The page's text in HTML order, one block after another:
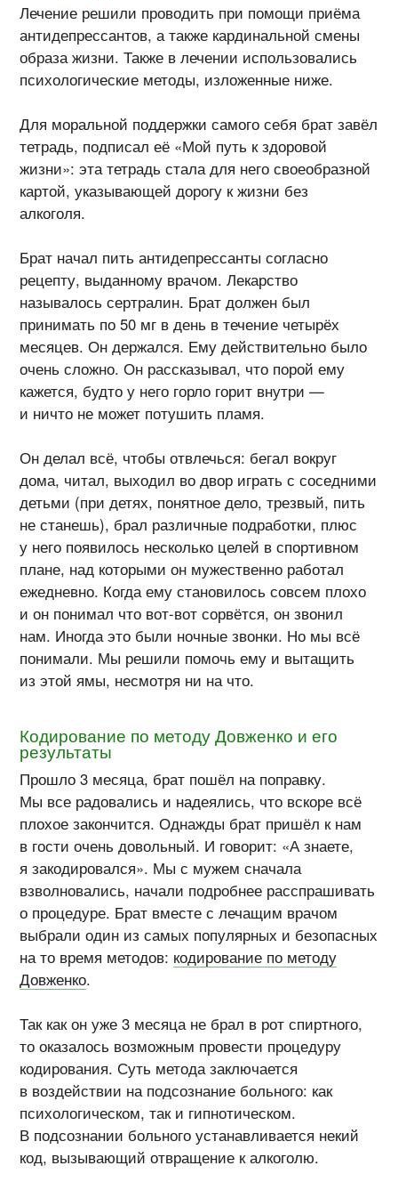
Лечение решили проводить при помощи приёма
антидепрессантов, а также кардинальной смены
образа жизни. Также в лечении использовались
психологические методы, изложенные ниже.
Для моральной поддержки самого себя брат завёл
тетрадь, подписал её «Мой путь к здоровой
жизни»: эта тетрадь стала для него своеобразной
картой, указывающей дорогу к жизни без
алкоголя.
Брат начал пить антидепрессанты согласно
рецепту, выданному врачом. Лекарство
называлось сертралин. Брат должен был
принимать по 50 мг в день в течение четырёх
месяцев. Он держался. Ему действительно было
очень сложно. Он рассказывал, что порой ему
кажется, будто у него горло горит внутри —
и ничто не может потушить пламя.
Он делал всё, чтобы отвлечься: бегал вокруг
дома, читал, выходил во двор играть с соседними
детьми (при детях, понятное дело, трезвый, пить
не станешь), брал различные подработки, плюс
у него появилось несколько целей в спортивном
плане, над которыми он мужественно работал
ежедневно. Когда ему становилось совсем плохо
и он понимал что вот-вот сорвётся, он звонил
нам. Иногда это были ночные звонки. Но мы всё
понимали. Мы решили помочь ему и вытащить
из этой ямы, несмотря ни на что.
Кодирование по методу Довженко и его
результаты
Прошло 3 месяца, брат пошёл на поправку.
Мы все радовались и надеялись, что вскоре всё
плохое закончится. Однажды брат пришёл к нам
в гости очень довольный. И говорит: «А знаете,
я закодировался». Мы с мужем сначала
взволновались, начали подробнее расспрашивать
о процедуре. Брат вместе с лечащим врачом
выбрали один из самых популярных и безопасных
на то время методов: кодирование по методу
Довженко.
Так как он уже 3 месяца не брал в рот спиртного,
то оказалось возможным провести процедуру
кодирования. Суть метода заключается
в воздействии на подсознание больного: как
психологическом, так и гипнотическом.
В подсознании больного устанавливается некий
код, вызывающий отвращение к алкоголю.